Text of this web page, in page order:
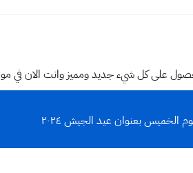
على كل شيء جديد ومميز وانت الان في
الخميس بعنوان عيد الجيش ٢٠٢٤